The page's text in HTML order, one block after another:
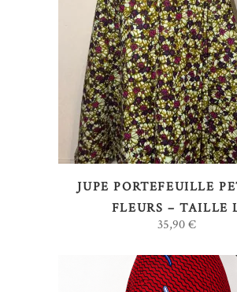
AJOUTER AU PANIER
JUPE PORTEFEUILLE
FLEURS – TAILLE
35,90€